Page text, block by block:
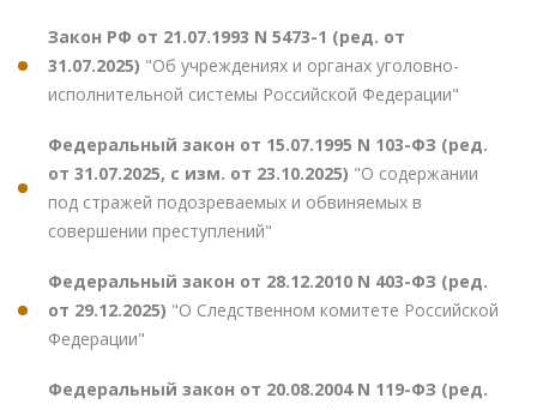
Закон РФ от 21.07.1993 N 5473-1 (ред. от
31.07.2025) "Об учреждениях и органах уголовно-
исполнительной системы Российской Федерации"
Федеральный закон от 15.07.1995 N 103-ФЗ (ред.
от 31.07.2025, с изм. от 23.10.2025) "О содержании
под стражей подозреваемых и обвиняемых в
совершении преступлений"
Федеральный закон от 28.12.2010 N 403-ФЗ (ред.
от 29.12.2025) "О Следственном комитете Российской
Федерации"
Федеральный закон от 20.08.2004 N 119-ФЗ (ред.